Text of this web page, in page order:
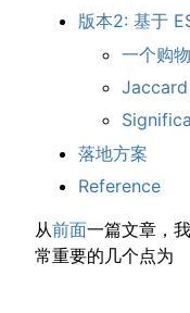
版本2: 基于
一个购
落地方案
Reference
从前面一篇文章，
常重要的几个点为